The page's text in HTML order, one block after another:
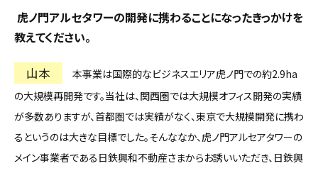
―― 虎ノ門アルセタワーの開発に携わることになったきっかけを
教えてください。
山本
本事業は国際的なビジネスエリア虎ノ門での約2.9ha
の大規模再開発です。当社は、関西圏では大規模オフィス開発の実績
が多数ありますが、首都圏では実績がなく、東京で大規模開発に携わ
るというのは大きな目標でした。そんななか、虎ノ門アルセアタワーの
メイン事業者である日鉄興和不動産さまからお誘いいただき、日鉄興